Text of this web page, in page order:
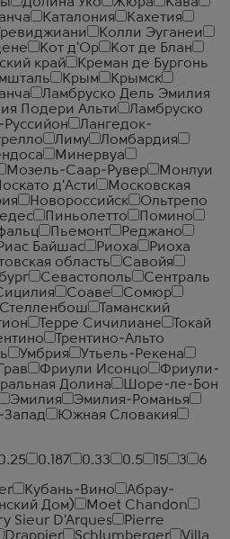
Каталония
Кахетия
Колли Эуганеи
Кот д'Ор
Кот де Блан
край
Креман де Бургонь
Крым
Крымск
Ламбруско Дель Эмилия
Подери Альти
Ламбруско
Лангедок-
Лиму
Ломбардия
Минервуа
Мозель-Саар-Рувер
Монлуи
д'Асти
Московская
Новороссийск
Ольтрепо
Пиньолетто
Помино
Пьемонт
Реджано
Риас Байшас Риоха
Риоха
область
Савойя
Севастополь
Сентраль
Соаве
Сомюр
Стелленбош
Таманский
Терре Сичилиане
Токай
Трентино-Альто
Умбрия
Утьель-Рекена
Фриули Исонцо
Фриули-
Долина
Шоре-ле-Бон
Эмилия
Эмилия-Романья
Южная Словакия
0.187 0.33 0.5 15 3
6
Кубань-Вино
Абрау-
Дом)
Moet Chandon
Sieur D'Arques
Pierre